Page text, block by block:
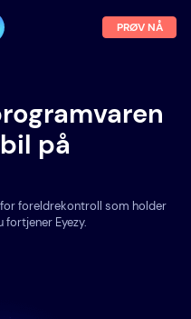
PRØV NÅ
på
foreldrekontroll som holder
Eyezy.